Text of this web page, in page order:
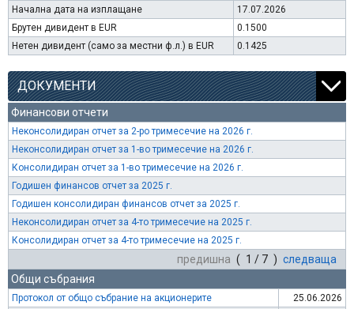
Начална дата на изплащане
17.07.2026
Брутен дивидент в EUR
0.1500
Нетен дивидент (само за местни ф.л.) в EUR
0.1425
ДОКУМЕНТИ
Финансови отчети
Неконсолидиран отчет за 2-ро тримесечие на 2026 г.
Неконсолидиран отчет за 1-во тримесечие на 2026 г.
Консолидиран отчет за 1-во тримесечие на 2026 г.
Годишен финансов отчет за 2025 г.
Годишен консолидиран финансов отчет за 2025 г.
Неконсолидиран отчет за 4-то тримесечие на 2025 г.
Консолидиран отчет за 4-то тримесечие на 2025 г.
предишна ( 1 / 7 ) следваща
Общи събрания
Протокол от общо събрание на акционерите
25.06.2026